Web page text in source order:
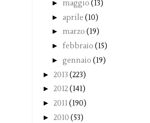
► maggio (13)
► aprile (10)
► marzo (19)
► febbraio (15)
► gennaio (19)
► 2013 (223)
► 2012(141)
► 2011(190)
► 2010 (53)